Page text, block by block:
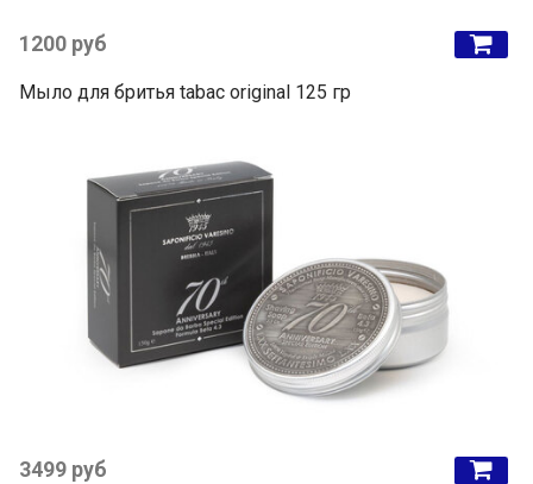
1200 руб
Мыло для бритья tabac original 125 гр
3499 руб